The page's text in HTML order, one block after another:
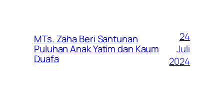
MTs. Zaha Beri Santunan
Puluhan Anak Yatim dan Kaum
Duafa
24
Juli
2024